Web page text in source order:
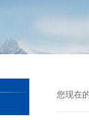
您现在